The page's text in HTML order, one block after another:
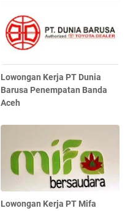
Lowongan Kerja PT Dunia
Barusa Penempatan Banda
Aceh
Lowongan Kerja PT Mifa